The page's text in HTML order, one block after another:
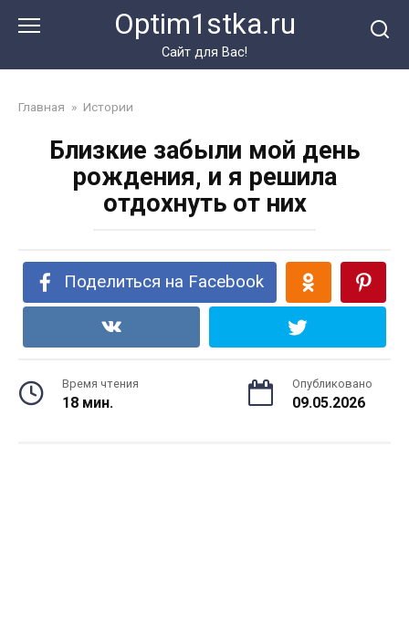
Optim1stka.ru
Сайт для Вас!
Главная » Истории
Близкие забыли мой день
рождения, и я решила
отдохнуть от них
Поделиться на Facebook
Время чтения
18 мин.
Опубликовано
09.05.2026